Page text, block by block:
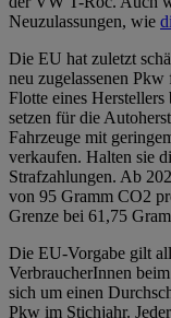
Neuzulassungen, wie
Die EU hat zuletzt
neu zugelassenen
Flotte eines
setzen für die
Fahrzeuge mit
verkaufen. Halten sie
Strafzahlungen. Ab
von 95 Gramm CO2
Grenze bei 61,75
Die EU-Vorgabe gilt
VerbraucherInnen
sich um einen
Pkw im Stichjahr.